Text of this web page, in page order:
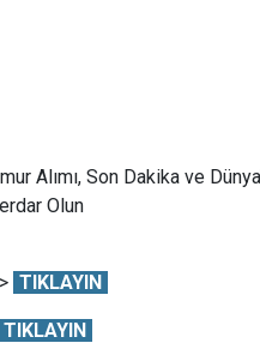
Alımı, Son Dakika ve
Olun
TIKLAYIN
TIKLAYIN